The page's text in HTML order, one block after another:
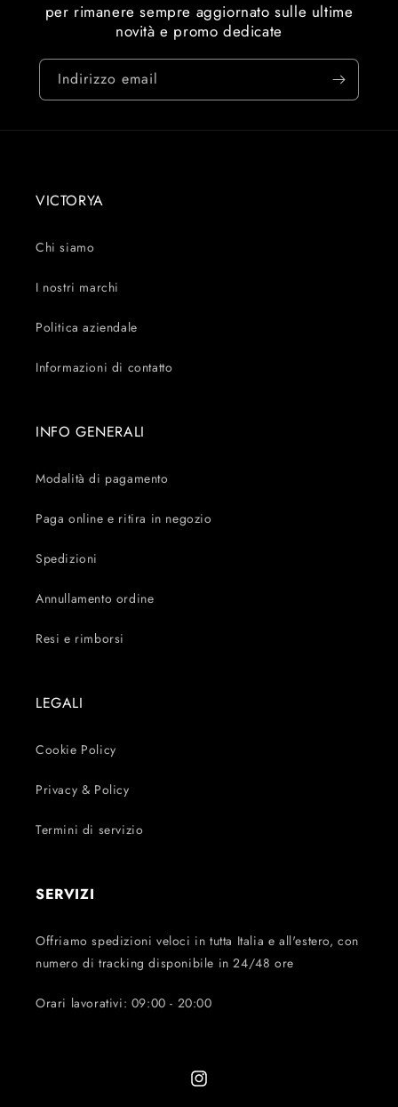
per rimanere sempre aggiornato sulle ultime
novità e promo dedicate
Indirizzo email
VICTORYA
Chi siamo
I nostri marchi
Politica aziendale
Informazioni di contatto
INFO GENERALI
Modalità di pagamento
Paga online e ritira in negozio
Spedizioni
Annullamento ordine
Resi e rimborsi
LEGALI
Cookie Policy
Privacy & Policy
Termini di servizio
SERVIZI
Offriamo spedizioni veloci in tutta Italia e all'estero, con
numero di tracking disponibile in 24/48 ore
Orari lavorativi: 09:00 - 20:00
Instagram